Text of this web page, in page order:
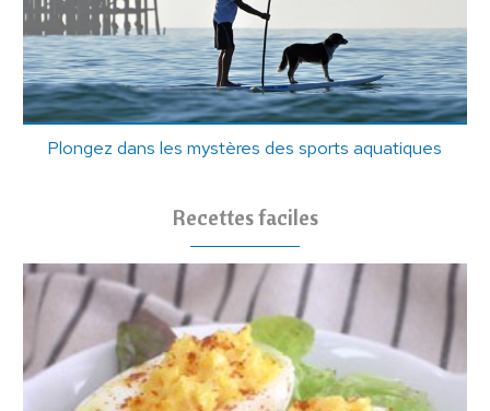
Plongez dans les mystères des sports aquatiques
Recettes faciles